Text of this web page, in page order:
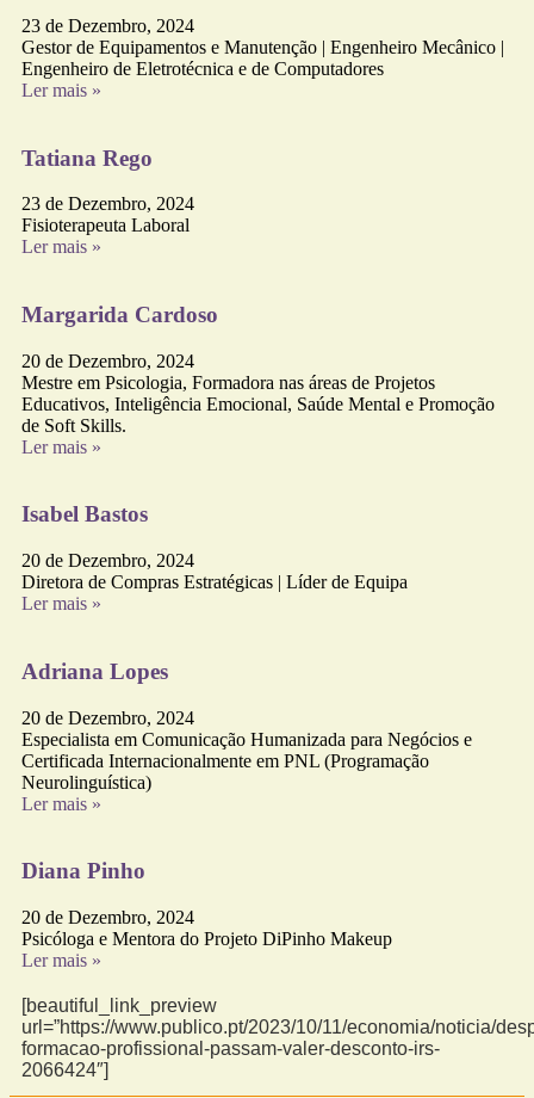
23 de Dezembro, 2024
Gestor de Equipamentos e Manutenção | Engenheiro Mecânico |
Engenheiro de Eletrotécnica e de Computadores
Ler mais »
Tatiana Rego
23 de Dezembro, 2024
Fisioterapeuta Laboral
Ler mais »
Margarida Cardoso
20 de Dezembro, 2024
Mestre em Psicologia, Formadora nas áreas de Projetos
Educativos, Inteligência Emocional, Saúde Mental e Promoção
de Soft Skills.
Ler mais »
Isabel Bastos
20 de Dezembro, 2024
Diretora de Compras Estratégicas | Líder de Equipa
Ler mais »
Adriana Lopes
20 de Dezembro, 2024
Especialista em Comunicação Humanizada para Negócios e
Certificada Internacionalmente em PNL (Programação
Neurolinguística)
Ler mais »
Diana Pinho
20 de Dezembro, 2024
Psicóloga e Mentora do Projeto DiPinho Makeup
Ler mais »
[beautiful_link_preview
url=”https://www.publico.pt/2023/10/11/economia/noticia/
formacao-profissional-passam-valer-desconto-irs-
2066424″]